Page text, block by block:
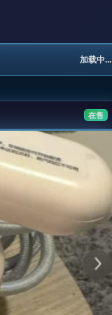
加载中...
在售